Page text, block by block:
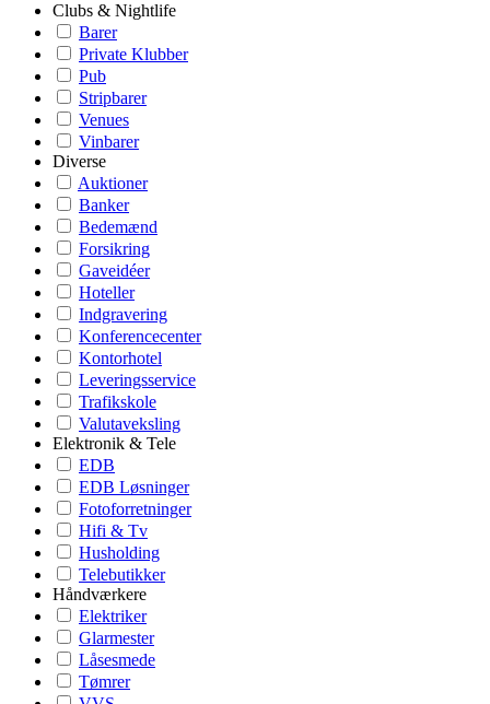
Clubs & Nightlife
Barer
Private Klubber
Pub
Stripbarer
Venues
Vinbarer
Diverse
Auktioner
Banker
Bedemænd
Forsikring
Gaveidéer
Hoteller
Indgravering
Konferencecenter
Kontorhotel
Leveringsservice
Trafikskole
Valutaveksling
Elektronik & Tele
EDB
EDB Løsninger
Fotoforretninger
Hifi & Tv
Husholding
Telebutikker
Håndværkere
Elektriker
Glarmester
Låsesmede
Tømrer